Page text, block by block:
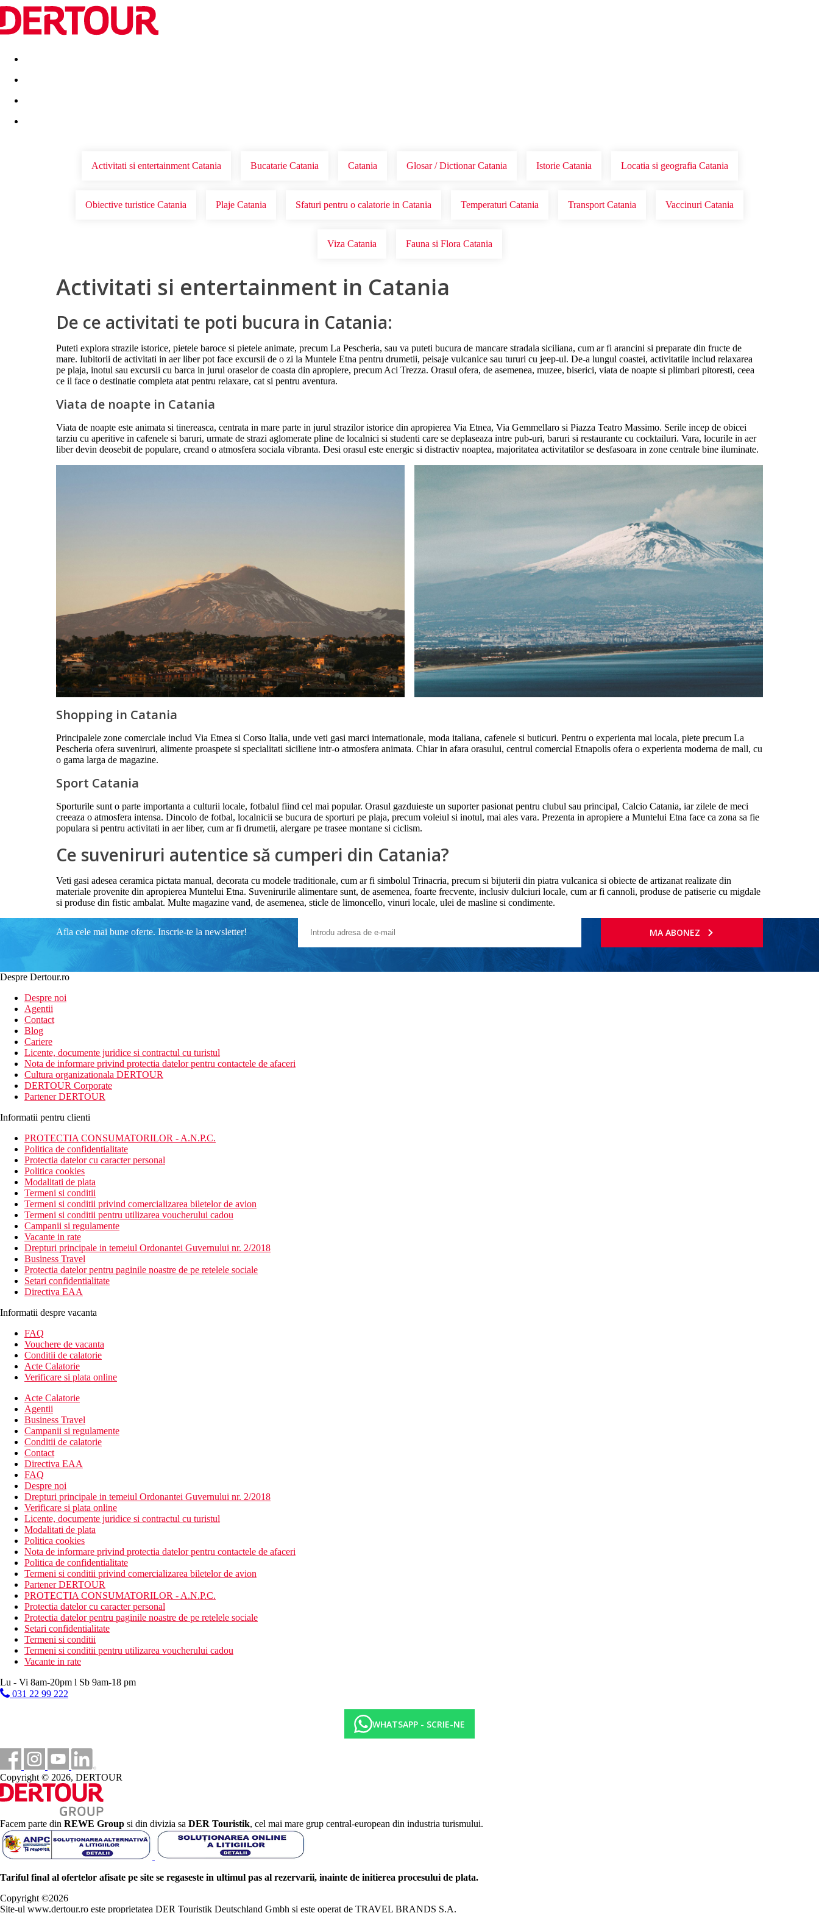
Destinatii Vacanta perfecta OFERTE DE NERATAT
Activitati si entertainment Catania Bucatarie Catania Catania Glosar / Dictionar Catania Istorie Catania Locatia si geografia Catania
Obiective turistice Catania Plaje Catania Sfaturi pentru o calatorie in Catania Temperaturi Catania Transport Catania Vaccinuri Catania
Viza Catania Fauna si Flora Catania
Activitati si entertainment in Catania
De ce activitati te poti bucura in Catania:
Puteti explora strazile istorice, pietele baroce si pietele animate, precum La Pescheria, sau va puteti bucura de mancare stradala siciliana, cum ar fi arancini si preparate din fructe de
mare. Iubitorii de activitati in aer liber pot face excursii de o zi la Muntele Etna pentru drumetii, peisaje vulcanice sau tururi cu jeep-ul. De-a lungul coastei, activitatile includ relaxarea
pe plaja, inotul sau excursii cu barca in jurul oraselor de coasta din apropiere, precum Aci Trezza. Orasul ofera, de asemenea, muzee, biserici, viata de noapte si plimbari pitoresti, ceea
ce il face o destinatie completa atat pentru relaxare, cat si pentru aventura.
Viata de noapte in Catania
Viata de noapte este animata si tinereasca, centrata in mare parte in jurul strazilor istorice din apropierea Via Etnea, Via Gemmellaro si Piazza Teatro Massimo. Serile incep de obicei
tarziu cu aperitive in cafenele si baruri, urmate de strazi aglomerate pline de localnici si studenti care se deplaseaza intre pub-uri, baruri si restaurante cu cocktailuri. Vara, locurile in aer
liber devin deosebit de populare, creand o atmosfera sociala vibranta. Desi orasul este energic si distractiv noaptea, majoritatea activitatilor se desfasoara in zone centrale bine iluminate.
Shopping in Catania
Principalele zone comerciale includ Via Etnea si Corso Italia, unde veti gasi marci internationale, moda italiana, cafenele si buticuri. Pentru o experienta mai locala, piete precum La
Pescheria ofera suveniruri, alimente proaspete si specialitati siciliene intr-o atmosfera animata. Chiar in afara orasului, centrul comercial Etnapolis ofera o experienta moderna de mall, cu
o gama larga de magazine.
Sport Catania
Sporturile sunt o parte importanta a culturii locale, fotbalul fiind cel mai popular. Orasul gazduieste un suporter pasionat pentru clubul sau principal, Calcio Catania, iar zilele de meci
creeaza o atmosfera intensa. Dincolo de fotbal, localnicii se bucura de sporturi pe plaja, precum voleiul si inotul, mai ales vara. Prezenta in apropiere a Muntelui Etna face ca zona sa fie
populara si pentru activitati in aer liber, cum ar fi drumetii, alergare pe trasee montane si ciclism.
Ce suveniruri autentice să cumperi din Catania?
Veti gasi adesea ceramica pictata manual, decorata cu modele traditionale, cum ar fi simbolul Trinacria, precum si bijuterii din piatra vulcanica si obiecte de artizanat realizate din
materiale provenite din apropierea Muntelui Etna. Suvenirurile alimentare sunt, de asemenea, foarte frecvente, inclusiv dulciuri locale, cum ar fi cannoli, produse de patiserie cu migdale
si produse din fistic ambalat. Multe magazine vand, de asemenea, sticle de limoncello, vinuri locale, ulei de masline si condimente.
Afla cele mai bune oferte. Inscrie-te la newsletter! MA ABONEZ
Despre Dertour.ro
Despre noi
Agentii
Contact
Blog
Cariere
Licente, documente juridice si contractul cu turistul
Nota de informare privind protectia datelor pentru contactele de afaceri
Cultura organizationala DERTOUR
DERTOUR Corporate
Partener DERTOUR
Informatii pentru clienti
PROTECTIA CONSUMATORILOR - A.N.P.C.
Politica de confidentialitate
Protectia datelor cu caracter personal
Politica cookies
Modalitati de plata
Termeni si conditii
Termeni si conditii privind comercializarea biletelor de avion
Termeni si conditii pentru utilizarea voucherului cadou
Campanii si regulamente
Vacante in rate
Drepturi principale in temeiul Ordonantei Guvernului nr. 2/2018
Business Travel
Protectia datelor pentru paginile noastre de pe retelele sociale
Setari confidentialitate
Directiva EAA
Informatii despre vacanta
FAQ
Vouchere de vacanta
Conditii de calatorie
Acte Calatorie
Verificare si plata online
Acte Calatorie
Agentii
Business Travel
Campanii si regulamente
Conditii de calatorie
Contact
Directiva EAA
FAQ
Despre noi
Drepturi principale in temeiul Ordonantei Guvernului nr. 2/2018
Verificare si plata online
Licente, documente juridice si contractul cu turistul
Modalitati de plata
Politica cookies
Nota de informare privind protectia datelor pentru contactele de afaceri
Politica de confidentialitate
Termeni si conditii privind comercializarea biletelor de avion
Partener DERTOUR
PROTECTIA CONSUMATORILOR - A.N.P.C.
Protectia datelor cu caracter personal
Protectia datelor pentru paginile noastre de pe retelele sociale
Setari confidentialitate
Termeni si conditii
Termeni si conditii pentru utilizarea voucherului cadou
Vacante in rate
Lu - Vi 8am-20pm l Sb 9am-18 pm
031 22 99 222
WHATSAPP - SCRIE-NE
Copyright © 2026, DERTOUR
Facem parte din REWE Group si din divizia sa DER Touristik, cel mai mare grup central-european din industria turismului.
Tariful final al ofertelor afisate pe site se regaseste in ultimul pas al rezervarii, inainte de initierea procesului de plata.
Copyright ©2026
Site-ul www.dertour.ro este proprietatea DER Touristik Deutschland Gmbh si este operat de TRAVEL BRANDS S.A.